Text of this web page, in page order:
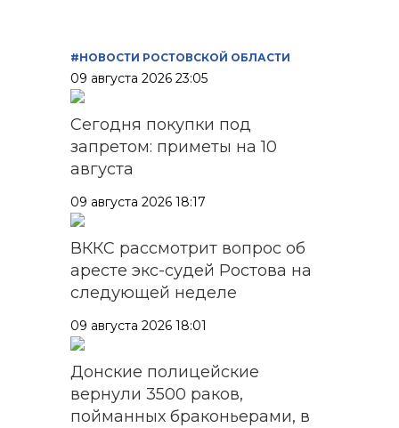
#НОВОСТИ РОСТОВСКОЙ ОБЛАСТИ
09 августа 2026 23:05
Сегодня покупки под
запретом: приметы на 10
августа
09 августа 2026 18:17
ВККС рассмотрит вопрос об
аресте экс-судей Ростова на
следующей неделе
09 августа 2026 18:01
Донские полицейские
вернули 3500 раков,
пойманных браконьерами, в